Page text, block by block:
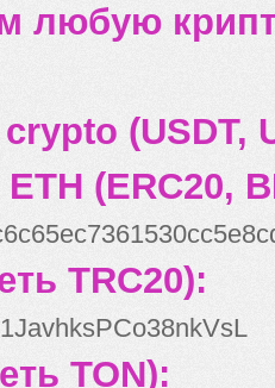
(USDT,
(ERC20,
TRC20):
TON):